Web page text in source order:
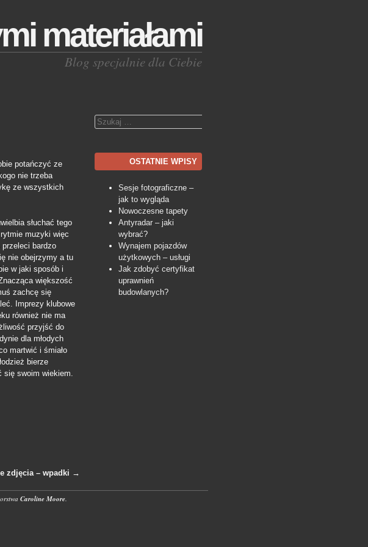
materiałami
Blog specjalnie dla Ciebie
potańczyć ze
nie trzeba
ze wszystkich
słuchać tego
muzyki więc
przeleci bardzo
nie obejrzymy a tu
w jaki sposób i
większość
zachcę się
Imprezy klubowe
również nie ma
przyjść do
dla młodych
martwić i śmiało
bierze
swoim wiekiem.
zdjęcia – wpadki →
Szukaj
OSTATNIE WPISY
Sesje fotograficzne –
jak to wygląda
Nowoczesne tapety
Antyradar – jaki
wybrać?
Wynajem pojazdów
użytkowych – usługi
Jak zdobyć certyfikat
uprawnień
budowlanych?
Caroline Moore.